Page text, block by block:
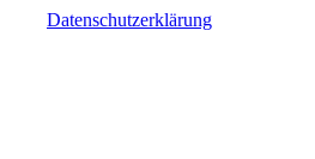
Datenschutzerklärung